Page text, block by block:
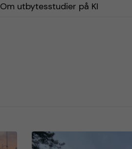
Om utbytesstudier på KI